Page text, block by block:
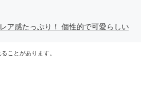
ア感たっぷり！ 個性的で可愛らしい
ことがあります。